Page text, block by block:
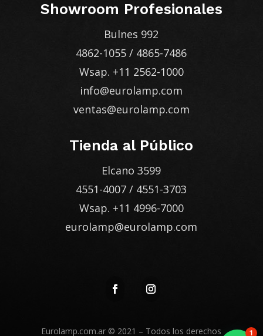
Showroom Profesionales
Bulnes 992
4862-1055 / 4865-7486
Wsap. +11 2562-1000
info@eurolamp.com
ventas@eurolamp.com
Tienda al Público
Elcano 3599
4551-4007 / 4551-3703
Wsap. +11 4996-7000
eurolamp@eurolamp.com
Eurolamp.com.ar © 2021 – Todos los derechos 1